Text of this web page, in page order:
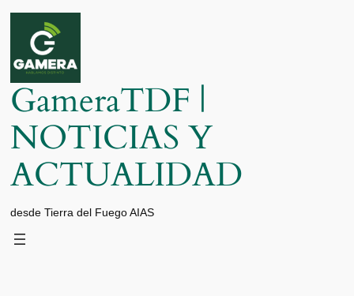
Saltar
contenido
GameraTDF |
NOTICIAS Y
ACTUALIDAD
desde Tierra del Fuego AIAS